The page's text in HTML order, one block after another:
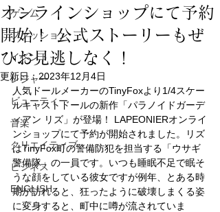
ゲーム
ファッション
イベント
レジャー
ビューティー
音楽
クリエイティブ
ビジネス
ENGLISH
オンラインショップにて予約
開始！ 公式ストーリーもぜ
ひお見逃しなく！
更新日：2023年12月4日
人気ドールメーカーのTinyFoxより1/4スケー
ルキャストドールの新作「パラノイドガーデ
ィアン リズ」が登場！ LAPEONIERオンライ
ンショップにて予約が開始されました。リズ
はTinyFox町の警備防犯を担当する「ウサギ
警備隊」の一員です。いつも睡眠不足で眠そ
うな顔をしている彼女ですが例年、とある時
期が訪れると、狂ったように破壊しまくる姿
に変身すると、町中に噂が流されていま